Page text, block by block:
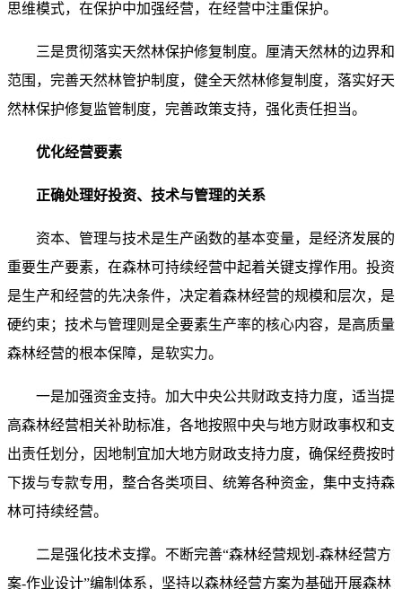
思维模式，在保护中加强经营，在经营中注重保护。
三是贯彻落实天然林保护修复制度。厘清天然林的边界和
范围，完善天然林管护制度，健全天然林修复制度，落实好天
然林保护修复监管制度，完善政策支持，强化责任担当。
优化经营要素
正确处理好投资、技术与管理的关系
资本、管理与技术是生产函数的基本变量，是经济发展的
重要生产要素，在森林可持续经营中起着关键支撑作用。投资
是生产和经营的先决条件，决定着森林经营的规模和层次，是
硬约束；技术与管理则是全要素生产率的核心内容，是高质量
森林经营的根本保障，是软实力。
一是加强资金支持。加大中央公共财政支持力度，适当提
高森林经营相关补助标准，各地按照中央与地方财政事权和支
出责任划分，因地制宜加大地方财政支持力度，确保经费按时
下拨与专款专用，整合各类项目、统筹各种资金，集中支持森
林可持续经营。
二是强化技术支撑。不断完善“森林经营规划-森林经营方
案-作业设计”编制体系，坚持以森林经营方案为基础开展森林